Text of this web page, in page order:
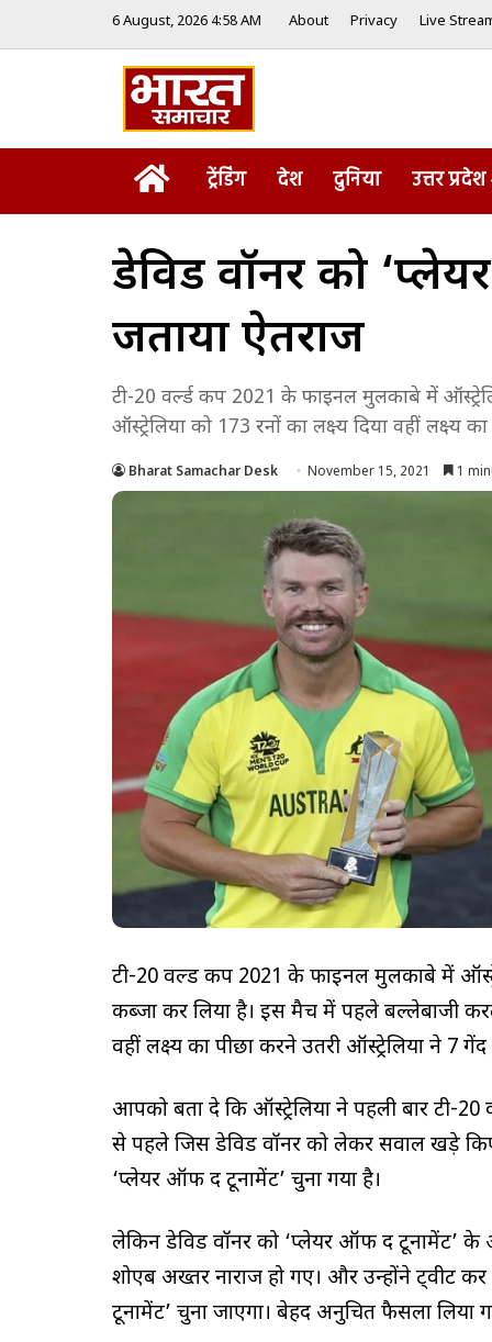
6 August, 2026 4:58 AM About Privacy Live
Homeट्रेंडिंग देश दुनिया उत्तर प्रदेश
डेविड वॉर्नर को
जताया ऐतराज
टी-20 वर्ल्ड कप 2021 के फाइनल मुलकाबे में
ऑस्ट्रेलिया को 173 रनों का लक्ष्य दिया वहीं लक्ष्य
Bharat Samachar Desk November 15, 2021 1
टी-20 वर्ल्ड कप 2021 के फाइनल मुलकाबे में
कब्जा कर लिया है। इस मैच में पहले बल्लेबाजी
वहीं लक्ष्य का पीछा करने उतरी ऑस्ट्रेलिया ने 7
आपको बता दे कि ऑस्ट्रेलिया ने पहली बार टी-
से पहले जिस डेविड वॉर्नर को लेकर सवाल खड़े
‘प्लेयर ऑफ द टूर्नामेंट’ चुना गया है।
लेकिन डेविड वॉर्नर को ‘प्लेयर ऑफ द टूर्नामेंट’
शोएब अख्तर नाराज हो गए। और उन्होंने ट्वीट
टूर्नामेंट’ चुना जाएगा। बेहद अनुचित फैसला लिया